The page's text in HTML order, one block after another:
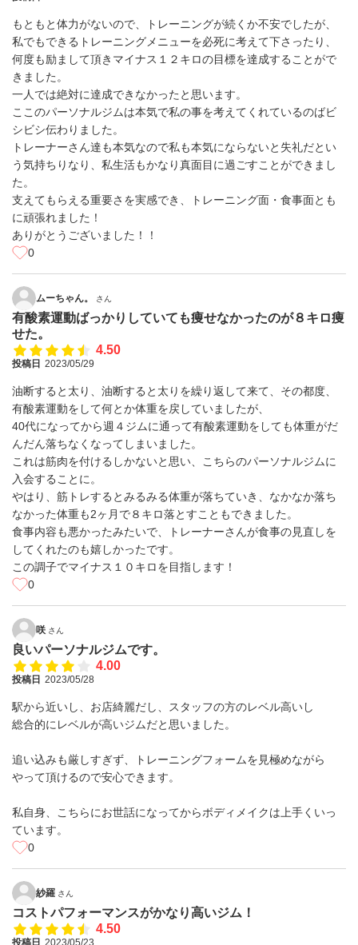
もともと体力がないので、トレーニングが続くか不安でしたが、
私でもできるトレーニングメニューを必死に考えて下さったり、
何度も励まして頂きマイナス１２キロの目標を達成することがで
きました。
一人では絶対に達成できなかったと思います。
ここのパーソナルジムは本気で私の事を考えてくれているのばビ
シビシ伝わりました。
トレーナーさん達も本気なので私も本気にならないと失礼だとい
う気持ちりなり、私生活もかなり真面目に過ごすことができまし
た。
支えてもらえる重要さを実感でき、トレーニング面・食事面とも
に頑張れました！
ありがとうございました！！
0
ムーちゃん。 さん
有酸素運動ばっかりしていても痩せなかったのが８キロ痩
せた。
4.50
投稿日 2023/05/29
油断すると太り、油断すると太りを繰り返して来て、その都度、
有酸素運動をして何とか体重を戻していましたが、
40代になってから週４ジムに通って有酸素運動をしても体重がだ
んだん落ちなくなってしまいました。
これは筋肉を付けるしかないと思い、こちらのパーソナルジムに
入会することに。
やはり、筋トレするとみるみる体重が落ちていき、なかなか落ち
なかった体重も2ヶ月で８キロ落とすこともできました。
食事内容も悪かったみたいで、トレーナーさんが食事の見直しを
してくれたのも嬉しかったです。
この調子でマイナス１０キロを目指します！
0
咲 さん
良いパーソナルジムです。
4.00
投稿日 2023/05/28
駅から近いし、お店綺麗だし、スタッフの方のレベル高いし
総合的にレベルが高いジムだと思いました。
追い込みも厳しすぎず、トレーニングフォームを見極めながら
やって頂けるので安心できます。
私自身、こちらにお世話になってからボディメイクは上手くいっ
ています。
0
紗羅 さん
コストパフォーマンスがかなり高いジム！
4.50
投稿日 2023/05/23